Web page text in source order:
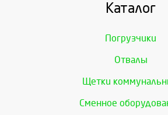
Каталог
Погрузчики
Отвалы
Щетки
Сменное